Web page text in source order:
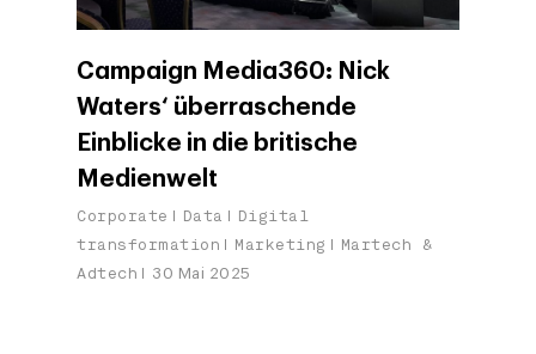
Campaign Media360: Nick
Waters‘ überraschende
Einblicke in die britische
Medienwelt
Corporate Data
Digital
transformation
Marketing
Martech &
Adtech
30 Mai 2025